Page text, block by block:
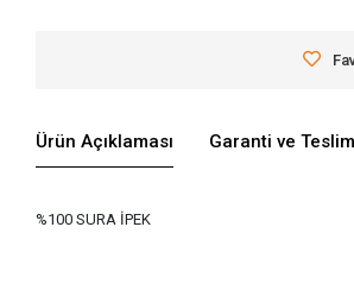
Ürün Açıklaması Garanti ve
%100 SURA İPEK